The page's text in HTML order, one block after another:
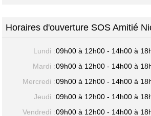
Horaires d'ouverture SOS Amitié
Lundi :09h00 à 12h00 - 14h00 à
Mardi :09h00 à 12h00 - 14h00 à
Mercredi :09h00 à 12h00 - 14h00 à
Jeudi :09h00 à 12h00 - 14h00 à
Vendredi :09h00 à 12h00 - 14h00 à